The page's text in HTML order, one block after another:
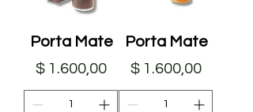
Porta Mate
Precio
$ 1.600,00
Porta Mate
Precio
$ 1.600,00